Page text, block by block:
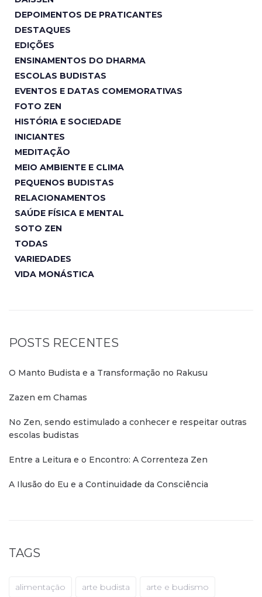
DEPOIMENTOS DE PRATICANTES
DESTAQUES
EDIÇÕES
ENSINAMENTOS DO DHARMA
ESCOLAS BUDISTAS
EVENTOS E DATAS COMEMORATIVAS
FOTO ZEN
HISTÓRIA E SOCIEDADE
INICIANTES
MEDITAÇÃO
MEIO AMBIENTE E CLIMA
PEQUENOS BUDISTAS
RELACIONAMENTOS
SAÚDE FÍSICA E MENTAL
SOTO ZEN
TODAS
VARIEDADES
VIDA MONÁSTICA
POSTS RECENTES
O Manto Budista e a Transformação no Rakusu
Zazen em Chamas
No Zen, sendo estimulado a conhecer e respeitar outras
escolas budistas
Entre a Leitura e o Encontro: A Correnteza Zen
A Ilusão do Eu e a Continuidade da Consciência
TAGS
alimentação arte budista arte e budismo